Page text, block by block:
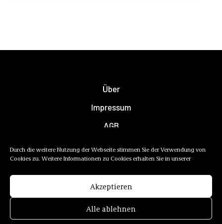
Durch die weitere Nutzung der Webseite stimmen Sie der Verwendung von
Cookies zu. Weitere Informationen zu Cookies erhalten Sie in unserer
Akzeptieren
Alle ablehnen
Über
Impressum
AGB
Newsletter